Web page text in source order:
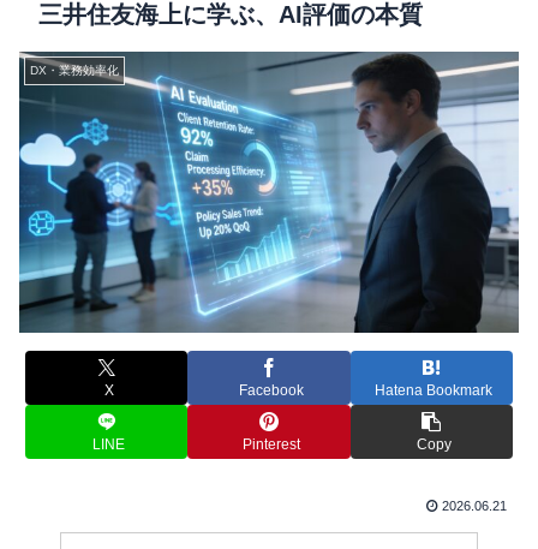
三井住友海上に学ぶ、AI評価の本質
DX・業務効率化
X Facebook Hatena Bookmark
LINE Pinterest Copy
2026.06.21